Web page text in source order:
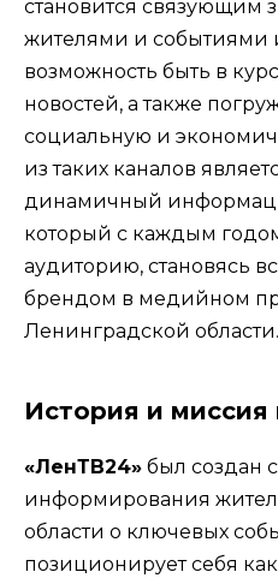
становится связующим
жителями и событиями
возможность быть в
новостей, а также
социальную и
из таких каналов
динамичный
который с каждым
аудиторию, становясь
брендом в медийном
Ленинградской области.
История и миссия
«ЛенТВ24» был создан
информирования
области о ключевых
позиционирует себя